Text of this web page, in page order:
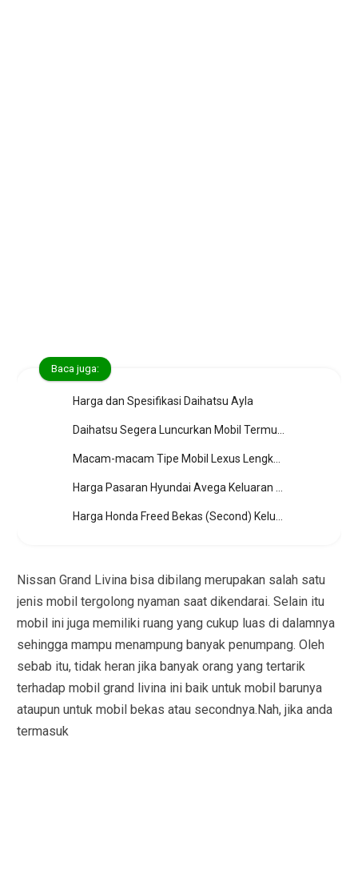
Baca juga:
Harga dan Spesifikasi Daihatsu Ayla
Nissan Grand Livina bisa dibilang merupakan salah satu
jenis mobil tergolong nyaman saat dikendarai. Selain itu
mobil ini juga memiliki ruang yang cukup luas di dalamnya
sehingga mampu menampung banyak penumpang. Oleh
sebab itu, tidak heran jika banyak orang yang tertarik
terhadap mobil grand livina ini baik untuk mobil barunya
ataupun untuk mobil bekas atau secondnya.Nah, jika anda
termasuk